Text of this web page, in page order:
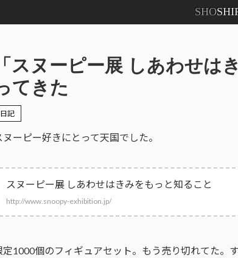
SHO
「スヌーピー展 しあわせは
てきた
日記
ヌーピー好きにとって天国でした。
スヌーピー展 しあわせはきみをもっと知ること
http://www.snoopy-exhibition.jp/
定1000個のフィギュアセット。もう売り切れてた。